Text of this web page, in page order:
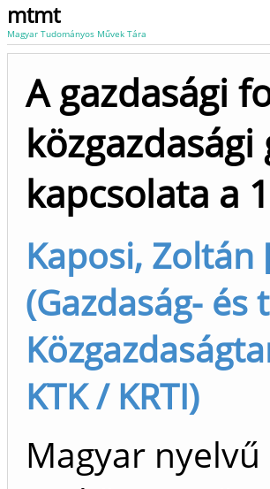
mtmt
Magyar Tudományos Művek Tára
A gazdasági
kapcsolata a
Kaposi, Zoltán
(Gazdaság- és
KTK / KRTI)
Magyar